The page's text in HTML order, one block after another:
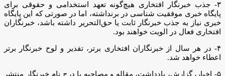
٣- جذب خبرنگار افتخاری هیچ‌گونه تعهد استخدامی و حقوقی برای
پایگاه خبری موفقیت شناسی در برنداشته، اما در صورتی که این پایگاه
خبرى نیاز به جذب خبرنگار ثابت یا حق‌التحریر داشته باشد، خبرنگاران
افتخاری فعال در الویت خواهند بود.
۴- در هر سال از خبرنگاران افتخارى برتر، تقدیر و لوح خبرنگار برتر
اعطاء خواهد شد.
۵- اخبار، گزارش، یادداشت، مقاله و مصاحبه با درج نام خبرنگار منتشر